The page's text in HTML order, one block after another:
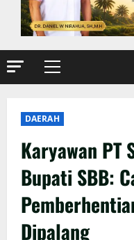
DAERAH
Karyawan PT
Bupati SBB:
Dipalang